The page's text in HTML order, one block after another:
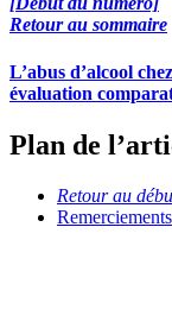
Retour au sommaire
L’abus d’alcool
évaluation
Plan de
Retour au
Remerciements